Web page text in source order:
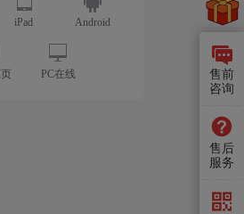
iPad Android
PC在线
售前
咨询
售后
服务